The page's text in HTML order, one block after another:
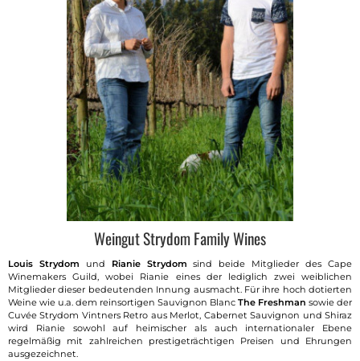
Weingut Strydom Family Wines
Louis Strydom und Rianie Strydom
sind beide Mitglieder des Cape
Winemakers Guild, wobei Rianie eines der lediglich zwei weiblichen
Mitglieder dieser bedeutenden Innung ausmacht. Für ihre hoch dotierten
Weine wie u.a. dem reinsortigen Sauvignon Blanc The Freshman sowie der
Cuvée Strydom Vintners Retro aus Merlot, Cabernet Sauvignon und Shiraz
wird Rianie sowohl auf heimischer als auch internationaler Ebene
regelmäßig mit zahlreichen prestigeträchtigen Preisen und Ehrungen
ausgezeichnet.